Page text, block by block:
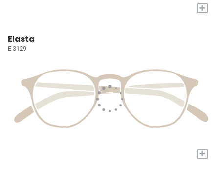
+
Elasta
E 3129
+